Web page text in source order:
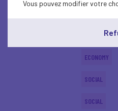
ECONOMY
SOCIAL
SOCIAL
Vous pouvez modifier votre